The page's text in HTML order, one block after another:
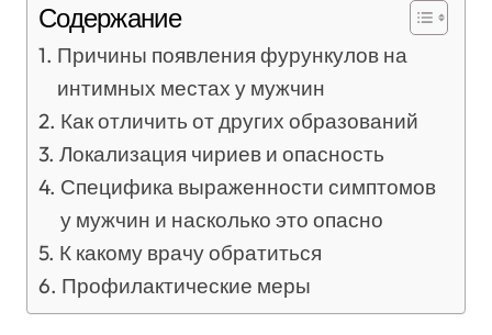
Содержание
Причины появления фурункулов на
интимных местах у мужчин
Как отличить от других образований
Локализация чириев и опасность
Специфика выраженности симптомов
у мужчин и насколько это опасно
К какому врачу обратиться
Профилактические меры